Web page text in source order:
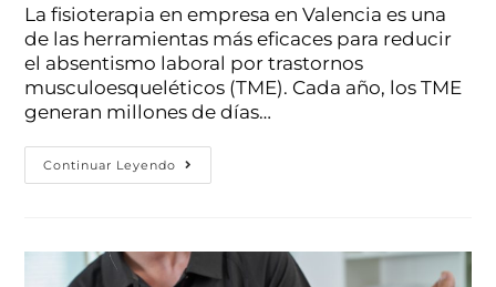
La fisioterapia en empresa en Valencia es una
de las herramientas más eficaces para reducir
el absentismo laboral por trastornos
musculoesqueléticos (TME). Cada año, los TME
generan millones de días…
Continuar Leyendo